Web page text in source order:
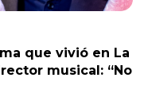
que vivió en La
musical: “No